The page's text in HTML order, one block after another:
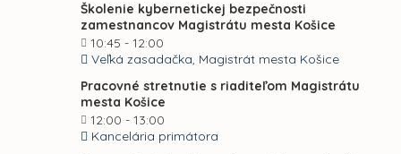
Školenie kybernetickej bezpečnosti
zamestnancov Magistrátu mesta Košice
10:45 - 12:00
Veľká zasadačka, Magistrát mesta Košice
Pracovné stretnutie s riaditeľom Magistrátu
mesta Košice
12:00 - 13:00
Kancelária primátora